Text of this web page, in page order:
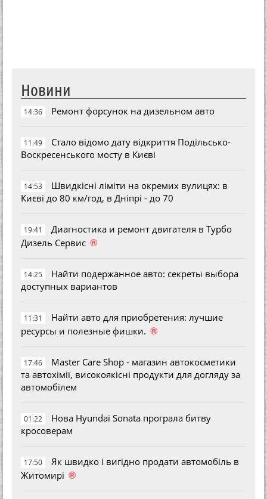
Новини
14:36 Ремонт форсунок на дизельном авто
11:49
Стало відомо дату відкриття Подільсько-
Воскресенського мосту в Києві
14:53
Швидкісні ліміти на окремих вулицях: в
Києві до 80 км/год, в Дніпрі - до 70
19:41
Диагностика и ремонт двигателя в Турбо
Дизель Сервис ®
14:25
Найти подержанное авто: секреты выбора
доступных вариантов
11:31
Найти авто для приобретения: лучшие
ресурсы и полезные фишки. ®
17:46
Master Care Shop - магазин автокосметики
та автохімії, високоякісні продукти для догляду за
автомобілем
01:22
Нова Hyundai Sonata програла битву
кросоверам
17:50
Як швидко і вигідно продати автомобіль в
Житомирі ®